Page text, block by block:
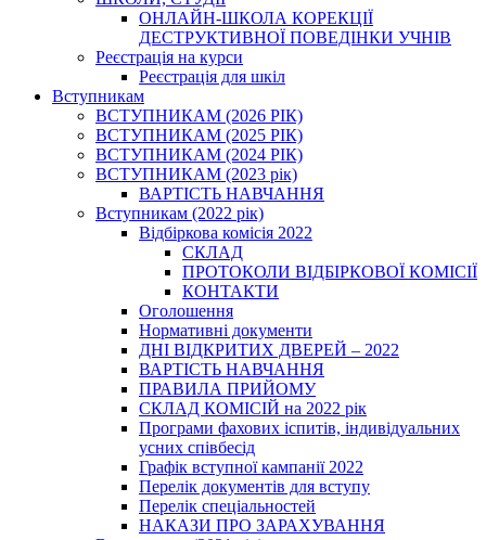
ОНЛАЙН-ШКОЛА КОРЕКЦІЇ
ДЕСТРУКТИВНОЇ ПОВЕДІНКИ УЧНІВ
Реєстрація на курси
Реєстрація для шкіл
Вступникам
ВСТУПНИКАМ (2026 РІК)
ВСТУПНИКАМ (2025 РІК)
ВСТУПНИКАМ (2024 РІК)
ВСТУПНИКАМ (2023 рік)
ВАРТІСТЬ НАВЧАННЯ
Вступникам (2022 рік)
Відбіркова комісія 2022
СКЛАД
ПРОТОКОЛИ ВІДБІРКОВОЇ КОМІСІЇ
КОНТАКТИ
Оголошення
Нормативні документи
ДНІ ВІДКРИТИХ ДВЕРЕЙ – 2022
ВАРТІСТЬ НАВЧАННЯ
ПРАВИЛА ПРИЙОМУ
СКЛАД КОМІСІЙ на 2022 рік
Програми фахових іспитів, індивідуальних
усних співбесід
Графік вступної кампанії 2022
Перелік документів для вступу
Перелік спеціальностей
НАКАЗИ ПРО ЗАРАХУВАННЯ